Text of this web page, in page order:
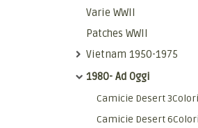
Varie WWII
Patches WWII
Vietnam 1950-1975
1980- Ad Oggi
Camicie Desert 3Colori
Camicie Desert 6Colori